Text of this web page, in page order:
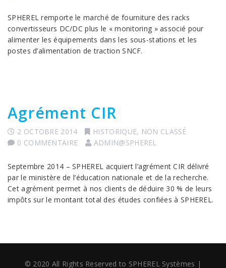
SPHEREL remporte le marché de fourniture des racks
convertisseurs DC/DC plus le « monitoring » associé pour
alimenter les équipements dans les sous-stations et les
postes d’alimentation de traction SNCF.
Agrément CIR
2 OCTOBRE 2014 HISTORIQUE, NON CLASSÉ
0 COMMENTAIRE
ADMIN@SPHEREL
Septembre 2014 – SPHEREL acquiert l’agrément CIR délivré
par le ministère de l’éducation nationale et de la recherche.
Cet agrément permet à nos clients de déduire 30 % de leurs
impôts sur le montant total des études confiées à SPHEREL.
© 2020 All Rights Reserved to SPHEREL Systèmes |